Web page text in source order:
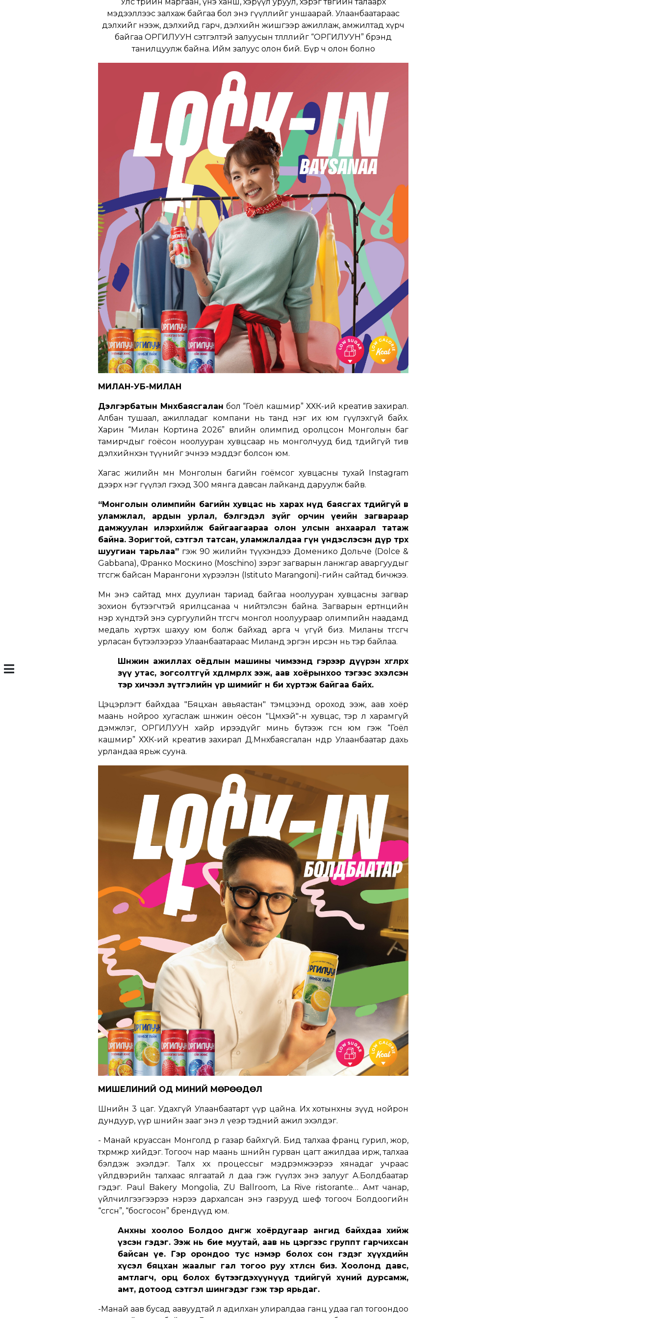
мэдээллээс залхаж байгаа бол энэ өгүүллийг уншаарай. Улаанбаатараас
дэлхийг нээж, дэлхийд гарч, дэлхийн жишгээр ажиллаж, амжилтад хүрч
байгаа ОРГИЛУУН сэтгэлтэй залуусын төлөөллийг “ОРГИЛУУН” брэнд
танилцуулж байна. Ийм залуус олон бий. Бүр ч олон болно
МИЛАН-УБ-МИЛАН
Дэлгэрбатын Мөнхбаясгалан бол “Гоёл кашмир” ХХК-ий креатив захирал.
Албан тушаал, ажилладаг компани нь танд нэг их юм өгүүлэхгүй байх.
Харин “Милан Кортина 2026” өвлийн олимпид оролцсон Монголын баг
тамирчдыг гоёсон ноолууран хувцсаар нь монголчууд бид төдийгүй тив
дэлхийнхэн түүнийг эчнээ мэддэг болсон юм.
Хагас жилийн өмнө Монголын багийн гоёмсог хувцасны тухай Instagram
дээрх нэг өгүүлэл гэхэд 300 мянга давсан лайканд даруулж байв.
“Монголын олимпийн багийн хувцас нь харах нүд баясгах төдийгүй өв
уламжлал, ардын урлал, бэлгэдэл зүйг орчин үеийн загвараар
дамжуулан илэрхийлж байгаагаараа олон улсын анхаарал татаж
байна. Зоригтой, сэтгэл татсан, уламжлалдаа гүн үндэслэсэн дүр төрх
шуугиан тарьлаа”гэж 90 жилийн түүхэндээ Доменико Дольче (Dolce &
Gabbana), Франко Москино (Moschino) зэрэг загварын ланжгар аваргуудыг
төгсгөж байсан Марангони хүрээлэн (Istituto Marangoni)-гийн сайтад бичжээ.
Мөн энэ сайтад мөнөөх дуулиан тариад байгаа ноолууран хувцасны загвар
зохион бүтээгчтэй ярилцсанаа ч нийтэлсэн байна. Загварын ертөнцийн
нэр хүндтэй энэ сургуулийн төгсөгч монгол ноолуураар олимпийн наадамд
медаль хүртэх шахуу юм болж байхад арга ч үгүй биз. Миланы төгсөгч
урласан бүтээлээрээ Улаанбаатараас Миланд эргэн ирсэн нь тэр байлаа.
Шөнөжин ажиллах оёдлын машины чимээнд гэрээр дүүрэн хөглөрөх
зүү утас, зогсолтгүй хөдөлмөрлөх ээж, аав хоёрынхоо тэгээс эхэлсэн
тэр хичээл зүтгэлийн үр шимийг өнөө би хүртэж байгаа байх.
Цэцэрлэгт байхдаа "Бяцхан авьяастан" тэмцээнд ороход ээж, аав хоёр
маань нойроо хугаслаж шөнөжин оёсон "Цөмөөхэй"-н хувцас, тэр л харамгүй
дэмжлэг, ОРГИЛУУН хайр ирээдүйг минь бүтээж өгсөн юм гэж “Гоёл
кашмир” ХХК-ий креатив захирал Д.Мөнхбаясгалан өнөөдөр Улаанбаатар дахь
урландаа ярьж сууна.
МИШЕЛИНИЙ ОД МИНИЙ МӨРӨӨДӨЛ
Шөнийн 3 цаг. Удахгүй Улаанбаатарт үүр цайна. Их хотынхны зүүд нойрон
дундуур, үүр шөнийн зааг энэ л үеэр тэдний ажил эхэлдэг.
- Манай круассан Монголд өөр газар байхгүй. Бид талхаа франц гурил, жор,
төхөөрөмжөөр хийдэг. Тогооч нар маань шөнийн гурван цагт ажилдаа ирж, талхаа
бэлдэж эхэлдэг. Талх хөөх процессыг мэдрэмжээрээ хянадаг учраас
үйлдвэрийн талхаас ялгаатай л даа гэж өгүүлэх энэ залууг А.Болдбаатар
гэдэг. Paul Bakery Mongolia, ZU Ballroom, La Rive ristorante… Амт чанар,
үйлчилгээгээрээ нэрээ дархалсан энэ газрууд шеф тогооч Болдоогийн
“өсгөсөн”, “босгосон” брендүүд юм.
Анхны хоолоо Болдоо дөнгөж хоёрдугаар ангид байхдаа хийж
үзсэн гэдэг. Ээж нь бие муутай, аав нь цэргээс группт гарчихсан
байсан үе. Гэр орондоо тус нэмэр болох сон гэдэг хүүхдийн
хүсэл бяцхан жаалыг гал тогоо руу хөтөлсөн биз. Хоолонд давс,
амтлагч, орц болох бүтээгдэхүүнүүд төдийгүй хүний дурсамж,
амт, дотоод сэтгэл шингэдэг гэж тэр ярьдаг.
-Манай аав бусад аавуудтай л адилхан улиралдаа ганц удаа гал тогоондоо